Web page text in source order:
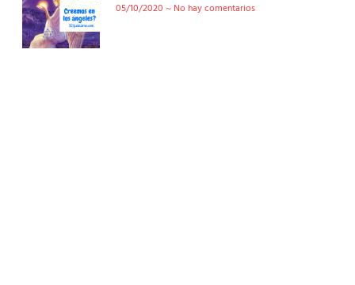
05/10/2020
No hay comentarios